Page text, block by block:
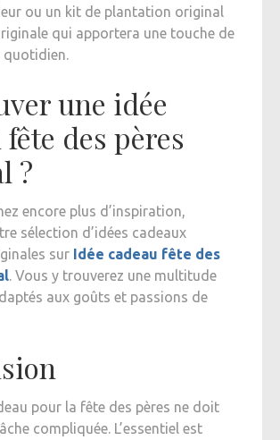
ou un kit de plantation original
qui apportera une touche de
quotidien.
une idée
fête des pères
?
encore plus d’inspiration,
sélection d’idées cadeaux
sur Idée cadeau fête des
. Vous y trouverez une multitude
aux goûts et passions de
pour la fête des pères ne doit
compliquée. L’essentiel est